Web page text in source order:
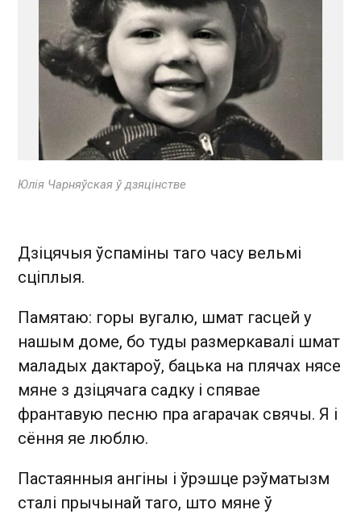
Юлія Чарняўская ў дзяцінстве
Дзіцячыя ўспаміны таго часу вельмі
сціплыя.
Памятаю: горы вугалю, шмат гасцей у
нашым доме, бо туды размеркавалі шмат
маладых дактароў, бацька на плячах нясе
мяне з дзіцячага садку і спявае
франтавую песню пра агарачак свячы. Я і
сёння яе люблю.
Пастаянныя ангіны і ўрэшце рэўматызм
сталі прычынай таго, што мяне ў